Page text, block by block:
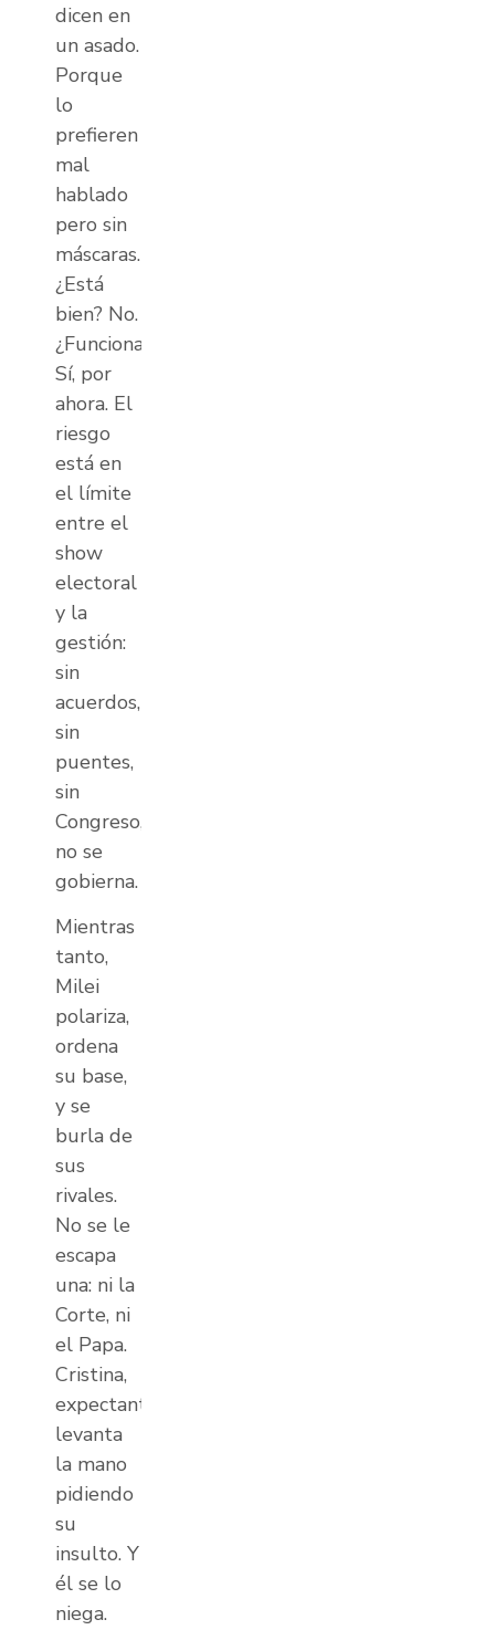
dicen en
un asado.
Porque
lo
prefieren
mal
hablado
pero sin
máscaras.
¿Está
bien? No.
¿Funciona?
Sí, por
ahora. El
riesgo
está en
el límite
entre el
show
electoral
y la
gestión:
sin
acuerdos,
sin
puentes,
sin
Congreso,
no se
gobierna.
Mientras
tanto,
Milei
polariza,
ordena
su base,
y se
burla de
sus
rivales.
No se le
escapa
una: ni la
Corte, ni
el Papa.
Cristina,
expectante,
levanta
la mano
pidiendo
su
insulto. Y
él se lo
niega.